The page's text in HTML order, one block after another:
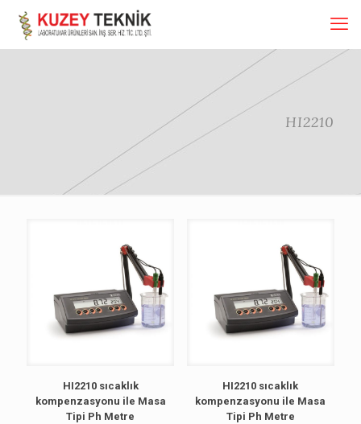
HI2210
HI2210 sıcaklık
kompenzasyonu ile Masa
Tipi Ph Metre
HI2210 sıcaklık
kompenzasyonu ile Masa
Tipi Ph Metre